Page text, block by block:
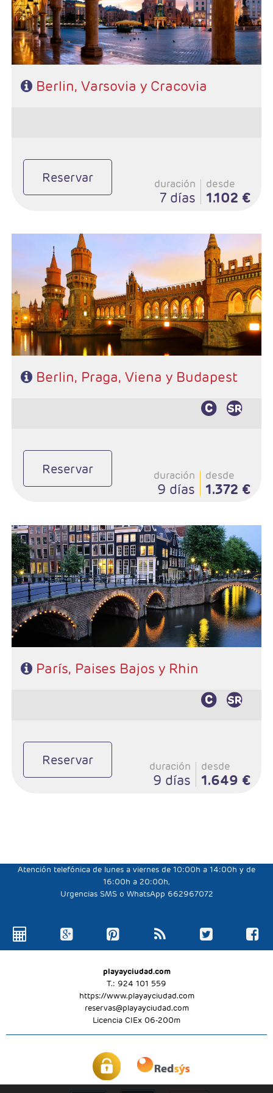
Baleares
Grandes Viajes
Hoteles
Berlin, Varsovia y Cracovia
Reservar duración
7 días
desde
1.102 €
- Salidas: Lunes
- Ruta: 2 noches Berlin, 2 Praga, 2 Viena, 2 Budapest
- Categoría hotelera: 4*
- Régimen: Alojamiento y desayuno
Berlin, Praga, Viena y Budapest
Reservar duración
9 días
desde
1.372 €
- Salidas: Domingos
- Ruta: 3 noches París, 1Bruselas, 1 Brujas, 2 Amsterdam, 1
Frankfurt
- Categoría hotelera: 4*
- Régimen: AD
París, Paises Bajos y Rhin
Reservar duración
9 días
desde
1.649 €
Atención telefónica de lunes a viernes de 10:00h a 14:00h y de
16:00h a 20:00h,
Urgencias SMS o WhatsApp 662967072
playayciudad.com
T.: 924 101 559
https://www.playayciudad.com
reservas@playayciudad.com
Licencia CIEx 06-200m